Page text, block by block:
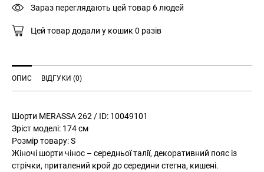
Зараз переглядають цей товар 6людей
Цей товар додали у кошик 0 разів
ОПИС ВІДГУКИ (0)
Шорти MERASSA 262 / ID: 10049101
Зріст моделі: 174 см
Розмір товару: S
Жіночі шорти чінос – середньої талії, декоративний пояс із
стрічки, приталений крой до середини стегна, кишені.